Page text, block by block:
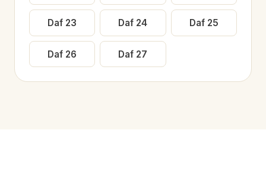
Daf 23 Daf 24 Daf 25
Daf 26 Daf 27